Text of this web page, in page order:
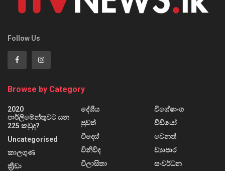
Follow Us
Browse by Category
2020
පාර්ලිමේන්තුවට යන
225 කවුද?
Uncategorised
කාලගුණ
ක්‍රීඩා
දේශීය
පුවත්
විදෙස්
විනිවිද
විලාසිතා
විශේෂාංග
වීඩියෝ
වෙනත්
ව්‍යාපාර
සංවර්ධන